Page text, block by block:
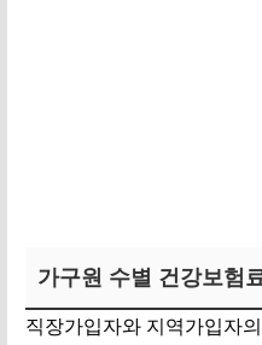
가구원 수별 건강보험
직장가입자와 지역가입자